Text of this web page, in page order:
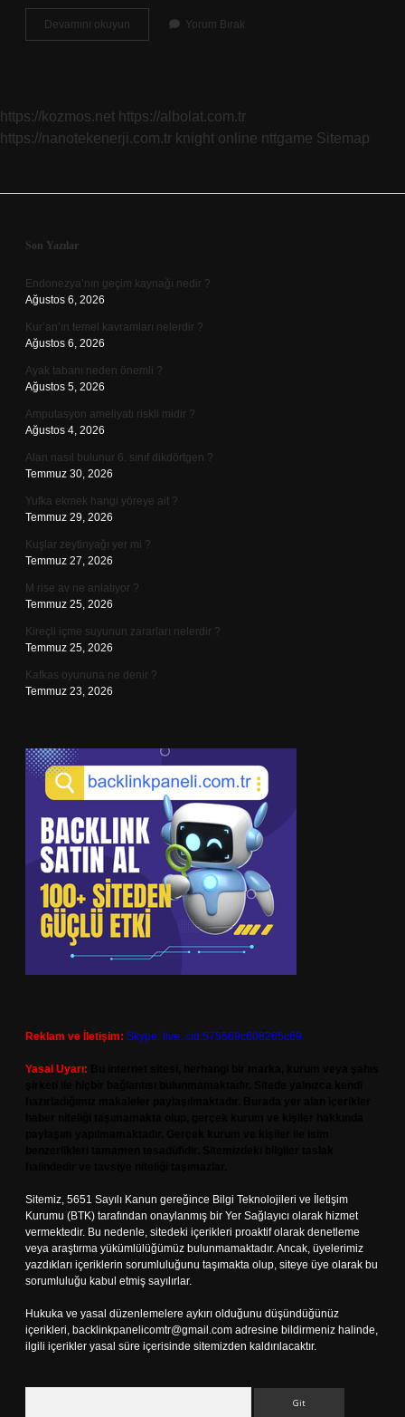
Devamını okuyun Vodafone
Hat
Yorum Bırak
https://kozmos.net https://albolat.com.tr
https://nanotekenerji.com.tr knight online nttgame Sitemap
Sidebar
Son Yazılar
Endonezya’nın geçim kaynağı nedir ?
Ağustos 6, 2026
Kur’an’ın temel kavramları nelerdir ?
Ağustos 6, 2026
Ayak tabanı neden önemli ?
Ağustos 5, 2026
Amputasyon ameliyatı riskli midir ?
Ağustos 4, 2026
Alan nasıl bulunur 6. sınıf dikdörtgen ?
Temmuz 30, 2026
Yufka ekmek hangi yöreye ait ?
Temmuz 29, 2026
Kuşlar zeytinyağı yer mi ?
Temmuz 27, 2026
M rise av ne anlatıyor ?
Temmuz 25, 2026
Kireçli içme suyunun zararları nelerdir ?
Temmuz 25, 2026
Kafkas oyununa ne denir ?
Temmuz 23, 2026
Reklam ve İletişim: Skype: live:.cid.575569c608265c69
Yasal Uyarı:
Sitemiz, 5651 Sayılı Kanun gereğince Bilgi Teknolojileri ve İletişim
Kurumu (BTK) tarafından onaylanmış bir Yer Sağlayıcı olarak hizmet
vermektedir. Bu nedenle, sitedeki içerikleri proaktif olarak denetleme
veya araştırma yükümlülüğümüz bulunmamaktadır. Ancak, üyelerimiz
yazdıkları içeriklerin sorumluluğunu taşımakta olup, siteye üye olarak bu
sorumluluğu kabul etmiş sayılırlar.
Hukuka ve yasal düzenlemelere aykırı olduğunu düşündüğünüz
içerikleri, backlinkpanelicomtr@gmail.com adresine bildirmeniz halinde,
ilgili içerikler yasal süre içerisinde sitemizden kaldırılacaktır.